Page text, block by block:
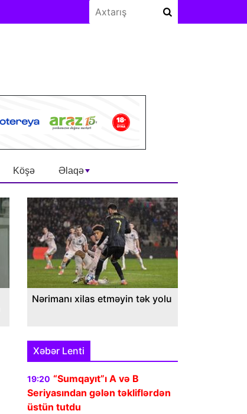
Köşə Əlaqə
Nərimanı xilas etməyin tək yolu
Xəbər Lenti
19:20 “Sumqayıt”ı A və B
Seriyasından gələn təkliflərdən
üstün tutdu